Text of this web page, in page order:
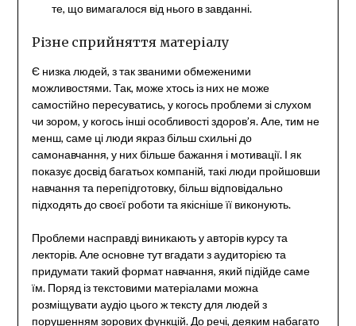
те, що вимагалося від нього в завданні.
Різне сприйняття матеріалу
Є низка людей, з так званими обмеженими
можливостями. Так, може хтось із них не може
самостійно пересуватись, у когось проблеми зі слухом
чи зором, у когось інші особливості здоров’я. Але, тим не
менш, саме ці люди якраз більш схильні до
самонавчання, у них більше бажання і мотивації. І як
показує досвід багатьох компаній, такі люди пройшовши
навчання та перепідготовку, більш відповідально
підходять до своєї роботи та якісніше її виконують.
Проблеми насправді виникають у авторів курсу та
лекторів. Але основне тут вгадати з аудиторією та
придумати такий формат навчання, який підійде саме
їм. Поряд із текстовими матеріалами можна
розміщувати аудіо цього ж тексту для людей з
порушенням зорових функцій. До речі, деяким набагато